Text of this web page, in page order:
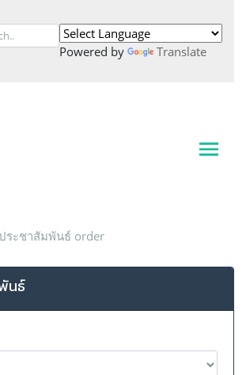
Powered by Translate
ระชาสัมพันธ์ order
นธ์